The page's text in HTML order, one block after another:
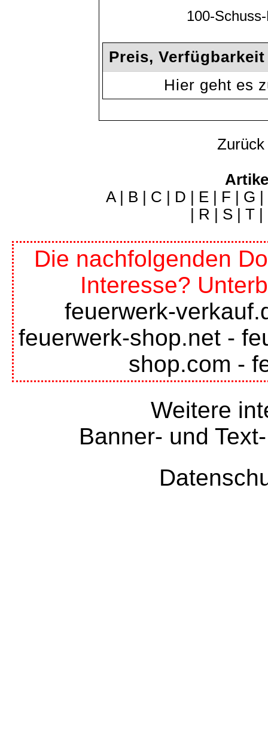
100-
Preis,
Hier geht es
Zurück
A| B C D E| F G
R S| T|
Die nachfolgenden
Interesse?
feuerwerk-
feuerwerk-shop.net-
shop.com -
Weitere
Banner- und